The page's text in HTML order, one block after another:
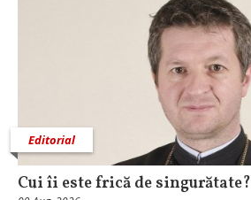
Editorial
Cui îi este frică de singurătate?